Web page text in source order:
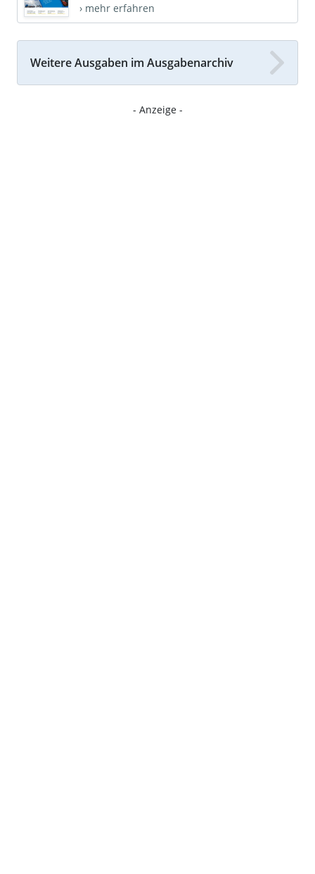
› mehr erfahren
Weitere Ausgaben im Ausgabenarchiv
- Anzeige -